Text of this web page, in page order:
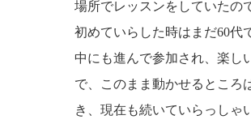
場所でレッスンをしていたの
初めていらした時はまだ60代
中にも進んで参加され、楽し
で、このまま動かせるところ
き、現在も続いていらっしゃ